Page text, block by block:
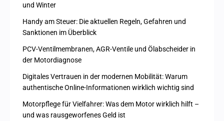
und Winter
Handy am Steuer: Die aktuellen Regeln, Gefahren und
Sanktionen im Überblick
PCV-Ventilmembranen, AGR-Ventile und Ölabscheider in
der Motordiagnose
Digitales Vertrauen in der modernen Mobilität: Warum
authentische Online-Informationen wirklich wichtig sind
Motorpflege für Vielfahrer: Was dem Motor wirklich hilft –
und was rausgeworfenes Geld ist